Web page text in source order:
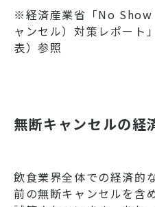
※経済産業省「No Show
ャンセル）対策レポート
表）参照
無断キャンセルの経
飲食業界全体での経済的
前の無断キャンセルを含